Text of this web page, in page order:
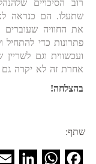
רוב הסיכויים
שתעלו. הם כנראה
את החוויה
פתרונות כדי להתחיל
ועכשווית וגם
אחרת זה לא יקרה
בהצלחה!
שתף: